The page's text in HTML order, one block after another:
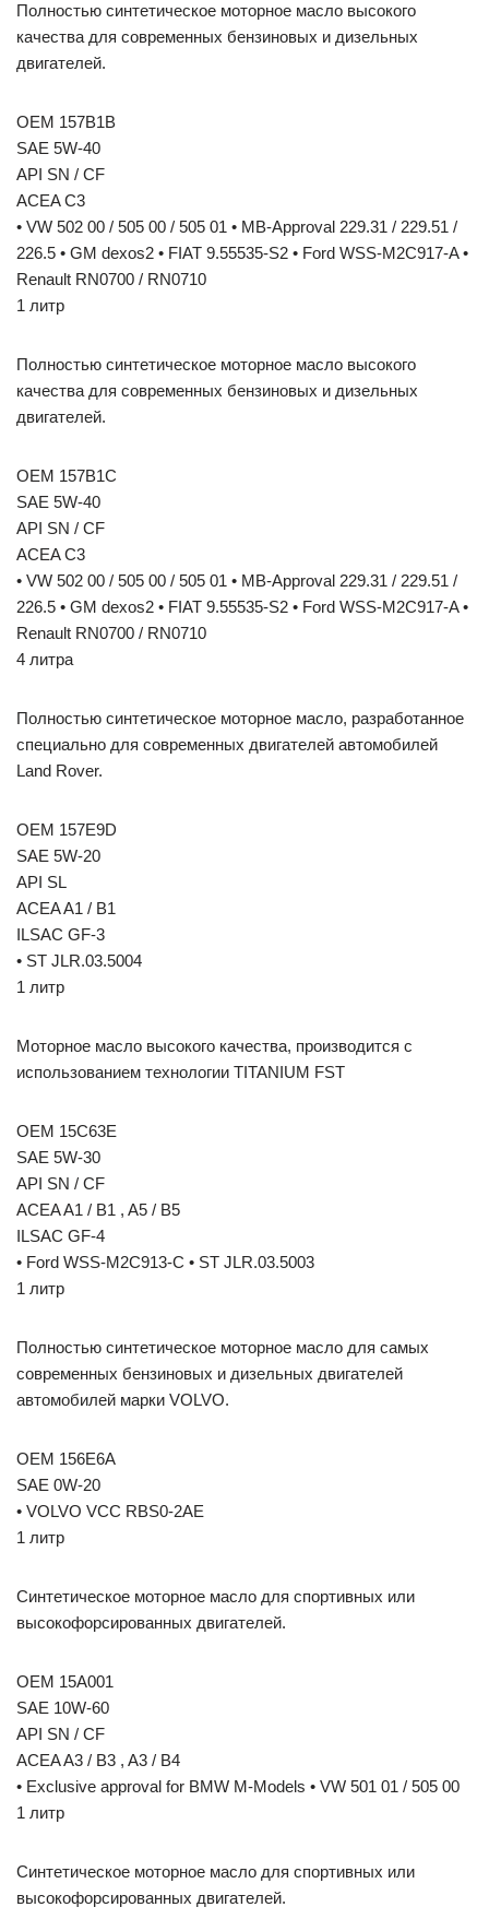
Полностью синтетическое моторное масло высокого
качества для современных бензиновых и дизельных
двигателей.
OEM 157B1B
SAE 5W-40
API SN / CF
ACEA C3
• VW 502 00 / 505 00 / 505 01 • MB-Approval 229.31 / 229.51 /
226.5 • GM dexos2 • FIAT 9.55535-S2 • Ford WSS-M2C917-A •
Renault RN0700 / RN0710
1 литр
Полностью синтетическое моторное масло высокого
качества для современных бензиновых и дизельных
двигателей.
OEM 157B1C
SAE 5W-40
API SN / CF
ACEA C3
• VW 502 00 / 505 00 / 505 01 • MB-Approval 229.31 / 229.51 /
226.5 • GM dexos2 • FIAT 9.55535-S2 • Ford WSS-M2C917-A •
Renault RN0700 / RN0710
4 литра
Полностью синтетическое моторное масло, разработанное
специально для современных двигателей автомобилей
Land Rover.
OEM 157E9D
SAE 5W-20
API SL
ACEA A1 / B1
ILSAC GF-3
• ST JLR.03.5004
1 литр
Моторное масло высокого качества, производится с
использованием технологии TITANIUM FST
OEM 15C63E
SAE 5W-30
API SN / CF
ACEA A1 / B1 , A5 / B5
ILSAC GF-4
• Ford WSS-M2C913-C • ST JLR.03.5003
1 литр
Полностью синтетическое моторное масло для самых
современных бензиновых и дизельных двигателей
автомобилей марки VOLVO.
OEM 156E6A
SAE 0W-20
• VOLVO VCC RBS0-2AE
1 литр
Синтетическое моторное масло для спортивных или
высокофорсированных двигателей.
OEM 15A001
SAE 10W-60
API SN / CF
ACEA A3 / B3 , A3 / B4
• Exclusive approval for BMW M-Models • VW 501 01 / 505 00
1 литр
Синтетическое моторное масло для спортивных или
высокофорсированных двигателей.